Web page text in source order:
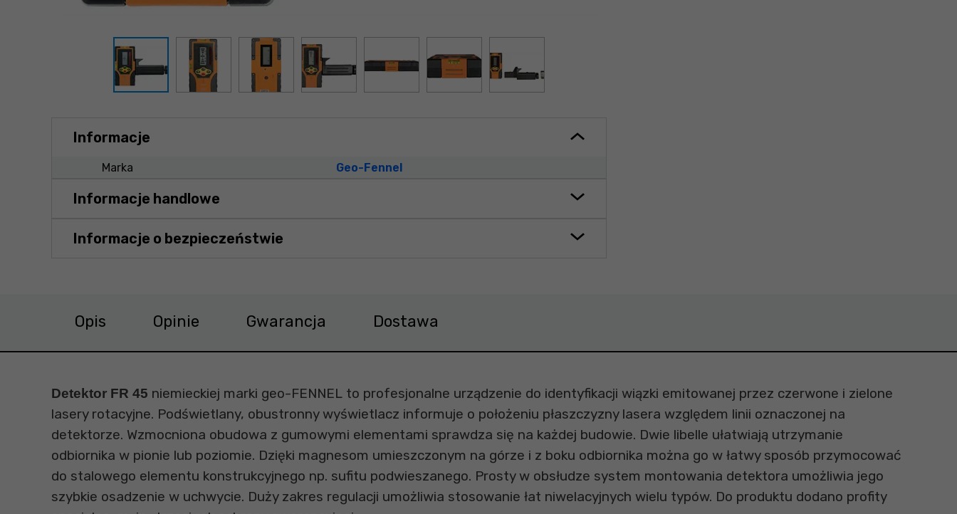
Informacje
Marka Geo-Fennel
Informacje handlowe
Informacje o bezpieczeństwie
Opis Opinie Gwarancja Dostawa
Detektor FR 45 niemieckiej marki geo-FENNEL to profesjonalne urządzenie do identyfikacji wiązki emitowanej przez czerwone i zielone
lasery rotacyjne. Podświetlany, obustronny wyświetlacz informuje o położeniu płaszczyzny lasera względem linii oznaczonej na
detektorze. Wzmocniona obudowa z gumowymi elementami sprawdza się na każdej budowie. Dwie libelle ułatwiają utrzymanie
odbiornika w pionie lub poziomie. Dzięki magnesom umieszczonym na górze i z boku odbiornika można go w łatwy sposób przymocować
do stalowego elementu konstrukcyjnego np. sufitu podwieszanego. Prosty w obsłudze system montowania detektora umożliwia jego
szybkie osadzenie w uchwycie. Duży zakres regulacji umożliwia stosowanie łat niwelacyjnych wielu typów. Do produktu dodano profity